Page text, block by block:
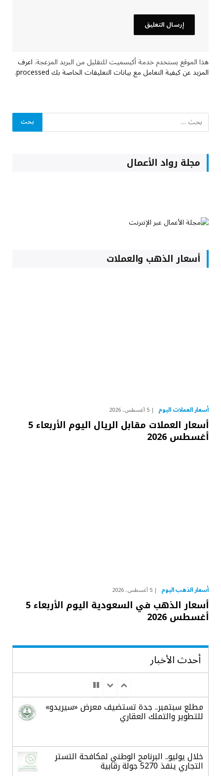
هذا الموقع يستخدم خدمة أكيسميت للتقليل من البريد المزعجة.اعرف
المزيد عن كيفية التعامل مع بيانات التعليقات الخاصة بك processed .
مجلة رواد الأعمال
أسعار الذهب والعملات
أسعار العملات اليوم 5 أغسطس، 2026
أسعار العملات مقابل الريال اليوم الأربعاء 5
أغسطس 2026
أسعار الذهب اليوم 5 أغسطس، 2026
أسعار الذهب في السعودية اليوم الأربعاء 5
أغسطس 2026
أحدث الأخبار
مطلع سبتمبر.. جدة تستضيف معرض «سيريدو»
للتطوير والتملك العقاري
خلال يوليو.. البرنامج الوطني لمكافحة التستر
التجاري ينفذ 5270 جولة رقابية